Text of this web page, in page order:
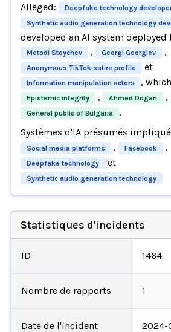
Alleged: Deepfake technology
Synthetic audio generation technology
developed an AI system deployed
Metodi Stoychev , Georgi Georgiev ,
Anonymous TikTok satire profile et
Information manipulation actors ,
Epistemic integrity , Ahmed Dogan ,
General public of Bulgaria
.
Systèmes d'IA présumés
Social media platforms , Facebook ,
Deepfake technology et
Synthetic audio generation technology
Statistiques d'incidents
ID 1464
Nombre de rapports 1
Date de l'incident 2024-